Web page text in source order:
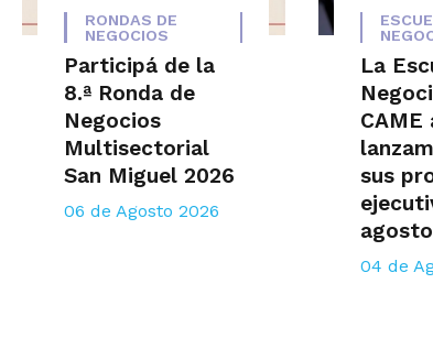
RONDAS DE
NEGOCIOS
Participá de la
8.ª Ronda de
Negocios
Multisectorial
San Miguel 2026
06 de Agosto 2026
La
CAME
sus
04 de